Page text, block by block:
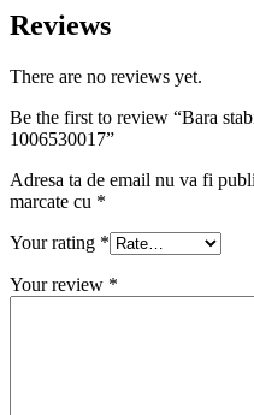
Reviews
There are no reviews yet.
Be the first to review “Bara
1006530017”
Adresa ta de email nu va fi
marcate cu *
Your rating *
Your review *